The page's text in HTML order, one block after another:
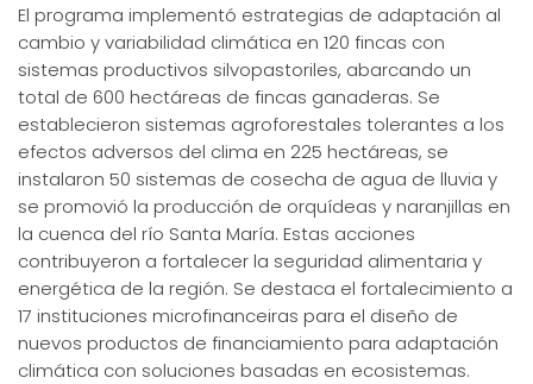
El programa implementó estrategias de adaptación al
cambio y variabilidad climática en 120 fincas con
sistemas productivos silvopastoriles, abarcando un
total de 600 hectáreas de fincas ganaderas. Se
establecieron sistemas agroforestales tolerantes a los
efectos adversos del clima en 225 hectáreas, se
instalaron 50 sistemas de cosecha de agua de lluvia y
se promovió la producción de orquídeas y naranjillas en
la cuenca del río Santa María. Estas acciones
contribuyeron a fortalecer la seguridad alimentaria y
energética de la región. Se destaca el fortalecimiento a
17 instituciones microfinanceiras para el diseño de
nuevos productos de financiamiento para adaptación
climática con soluciones basadas en ecosistemas.